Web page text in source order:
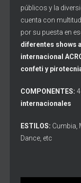
públicos y la
cuenta con
por su puesta en
diferentes shows
internacional
confeti y
COMPONENTES:
internacionales
ESTILOS: Cumbia,
Dance, etc